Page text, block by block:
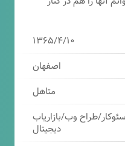
۱۳۶۵/۴/۱۰
اصفهان
متاهل
طراح وب/بازاریاب
دیجیتال